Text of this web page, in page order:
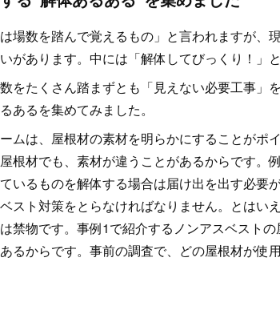
は場数を踏んで覚えるもの」と言われますが、
があります。中には「解体してびっくり！」
をたくさん踏まずとも「見えない必要工事」
あるを集めてみました。
ムは、屋根材の素材を明らかにすることがポ
根材でも、素材が違うことがあるからです。
いるものを解体する場合は届け出を出す必要
スト対策をとらなければなりません。とはい
禁物です。事例1で紹介するノンアスベスト
るからです。事前の調査で、どの屋根材が使